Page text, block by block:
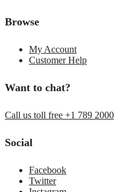
Browse
My Account
Customer Help
Want to chat?
Call us toll free +1 789 2000
Social
Facebook
Twitter